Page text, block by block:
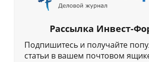
Рассылка Инвест-
Подпишитесь и получайте
статьи в вашем почтовом